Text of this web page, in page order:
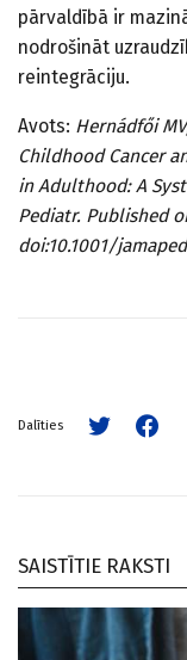
pārvaldībā ir
nodrošināt
reintegrāciju.
Avots: Hernádfői
Childhood Cancer
in Adulthood: A
Pediatr. Published
doi:10.1001/
Dalīties
SAISTĪTIE RAKSTI